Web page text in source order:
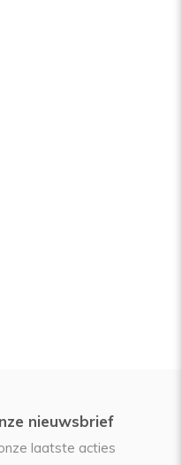
nieuwsbrief
laatste acties